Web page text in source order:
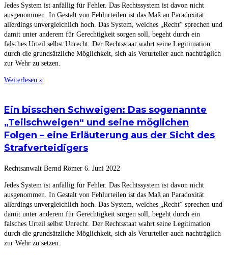
Jedes System ist anfällig für Fehler. Das Rechtssystem ist davon nicht
ausgenommen. In Gestalt von Fehlurteilen ist das Maß an Paradoxität
allerdings unvergleichlich hoch. Das System, welches „Recht“ sprechen und
damit unter anderem für Gerechtigkeit sorgen soll, begeht durch ein
falsches Urteil selbst Unrecht. Der Rechtsstaat wahrt seine Legitimation
durch die grundsätzliche Möglichkeit, sich als Verurteiler auch nachträglich
zur Wehr zu setzen.
Weiterlesen »
Ein bisschen Schweigen: Das sogenannte
„Teilschweigen“ und seine möglichen
Folgen – eine Erläuterung aus der Sicht des
Strafverteidigers
Rechtsanwalt Bernd Römer 6. Juni 2022
Jedes System ist anfällig für Fehler. Das Rechtssystem ist davon nicht
ausgenommen. In Gestalt von Fehlurteilen ist das Maß an Paradoxität
allerdings unvergleichlich hoch. Das System, welches „Recht“ sprechen und
damit unter anderem für Gerechtigkeit sorgen soll, begeht durch ein
falsches Urteil selbst Unrecht. Der Rechtsstaat wahrt seine Legitimation
durch die grundsätzliche Möglichkeit, sich als Verurteiler auch nachträglich
zur Wehr zu setzen.